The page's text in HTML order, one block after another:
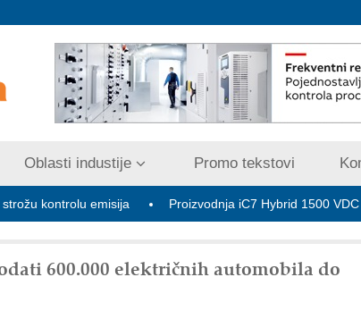
Oblasti industije Promo tekstovi
emisija Proizvodnja iC7 Hybrid 1500 VDC mrežnog
600.000 električnih automobila do